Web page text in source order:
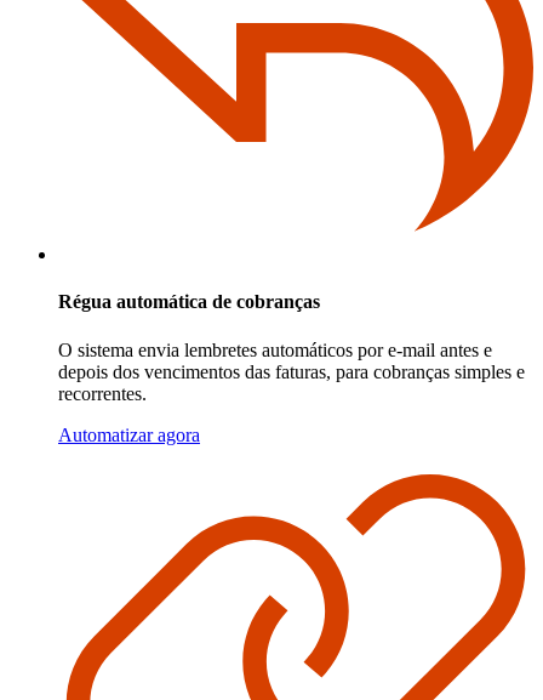
Régua automática de cobranças
O sistema envia lembretes automáticos por e-mail antes e
depois dos vencimentos das faturas, para cobranças simples e
recorrentes.
Automatizar agora